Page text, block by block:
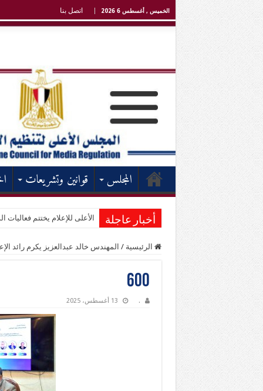
الخميس , أغسطس 6 2026 اتصل بنا
المجلس قوانين وتشريعات
أخبار عاجلة الأعلى للإعلام يختتم فعاليات
الرئيسية / المهندس خالد عبدالعزيز يكرم رائد
600
. 13 أغسطس، 2025